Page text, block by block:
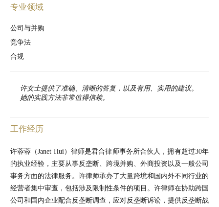
专业领域
公司与并购
竞争法
合规
许女士提供了准确、清晰的答复，以及有用、实用的建议。
她的实践方法非常值得信赖。
工作经历
许蓉蓉（Janet Hui）律师是君合律师事务所合伙人，拥有超过30年
的执业经验，主要从事反垄断、跨境并购、外商投资以及一般公司
事务方面的法律服务。许律师承办了大量跨境和国内外不同行业的
经营者集中审查，包括涉及限制性条件的项目。许律师在协助跨国
公司和国内企业配合反垄断调查，应对反垄断诉讼，提供反垄断战